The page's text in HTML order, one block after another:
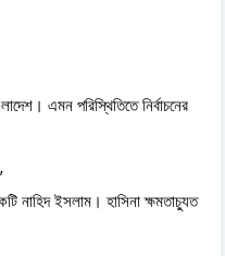
এমন পরিস্থিতিতে নির্বাচনের
নাহিদ ইসলাম। হাসিনা ক্ষমতাচ্যুত